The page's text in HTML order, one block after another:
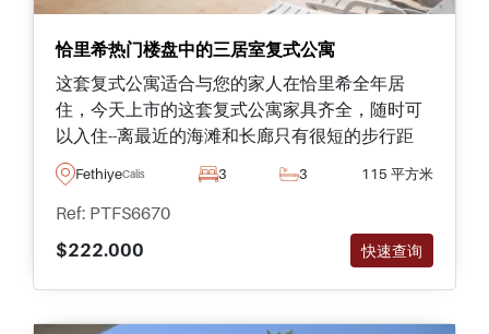
恰里希热门楼盘中的三居室复式公寓
这套复式公寓适合与您的家人在恰里希全年居
住，今天上市的这套复式公寓家具齐全，随时可
以入住--离最近的海滩和长廊只有很短的步行距
离。
FethiyeCalis 3 3 115 平方米
Ref: PTFS6670
$222.000
快速查询